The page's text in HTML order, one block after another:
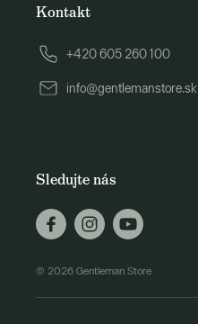
Kontakt
+420 605 260 100
info@gentlemanstore.sk
Sledujte nás
© 2026 Gentleman Store